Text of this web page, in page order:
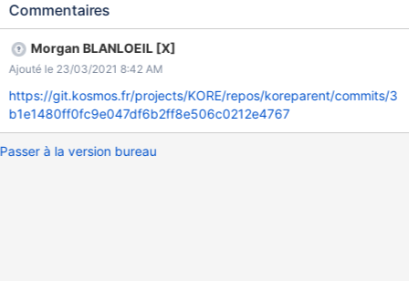
Commentaires
Morgan BLANLOEIL [X]
Ajouté le 23/03/2021 8:42 AM
https://git.kosmos.fr/projects/KORE/repos/koreparent/commits/3
b1e1480ff0fc9e047df6b2ff8e506c0212e4767
Passer à la version bureau